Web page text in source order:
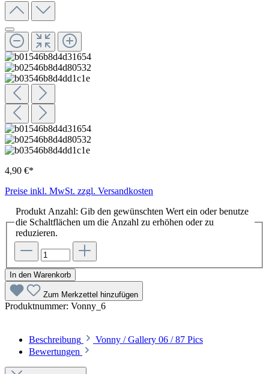
4,90 €*
Preise inkl. MwSt. zzgl. Versandkosten
Produkt Anzahl: Gib den gewünschten Wert ein oder benutze
die Schaltflächen um die Anzahl zu erhöhen oder zu
reduzieren.
In den Warenkorb
Zum Merkzettel hinzufügen
Produktnummer: Vonny_6
Beschreibung
Vonny / Gallery 06 / 87 Pics
Bewertungen